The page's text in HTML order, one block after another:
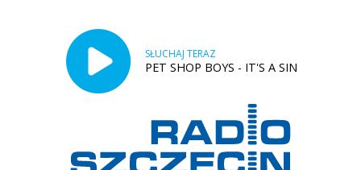
SŁUCHAJ TERAZ
PET SHOP BOYS - IT'S A SIN